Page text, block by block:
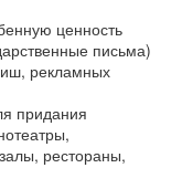
ценность
письма)
рекламных
придания
рестораны,